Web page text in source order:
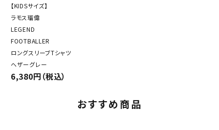
【KIDSサイズ】
ラモス瑠偉
LEGEND
FOOTBALLER
ロングスリーブTシャツ
ヘザーグレー
6,380円（税込）
おすすめ商品